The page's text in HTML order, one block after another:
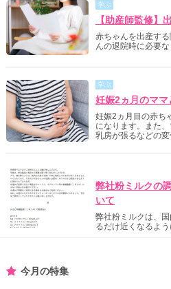
学ぶ
【助産師監修】
赤ちゃんを出産す
んの退院時に必要
学ぶ
妊娠2ヵ月のマ
妊娠2ヵ月目の赤ち
になります。また
乳房が張るなどの変
弊社粉ミルクの
いて
弊社粉ミルクは、
るだけ近くなるよう
今月の特集